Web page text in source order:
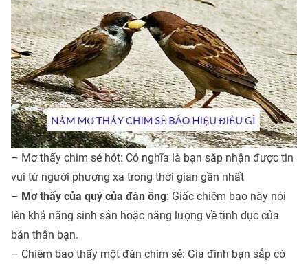
– Mơ thấy chim sẻ hót: Có nghĩa là bạn sắp nhận được tin
vui từ người phương xa trong thời gian gần nhất
– Mơ thấy của quý của đàn ông: Giấc chiêm bao này nói
lên khả năng sinh sản hoặc năng lượng về tình dục của
bản thân bạn.
– Chiêm bao thấy một đàn chim sẻ: Gia đình bạn sắp có